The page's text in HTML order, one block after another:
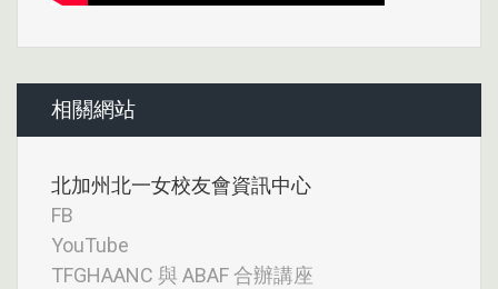
相關網站
北加州北一女校友會資訊中心
FB
YouTube
TFGHAANC 與 ABAF 合辦講座